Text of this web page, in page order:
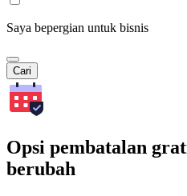
Saya bepergian untuk bisnis
Cari
Opsi pembatalan
berubah